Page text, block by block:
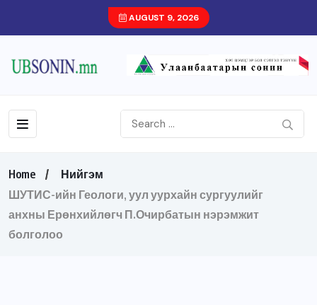
AUGUST 9, 2026
Home
Нийгэм
ШУТИС-ийн Геологи, уул уурхайн сургуулийг
анхны Ерөнхийлөгч П.Очирбатын нэрэмжит
болголоо